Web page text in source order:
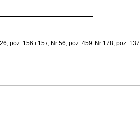
poz. 156 i 157, Nr 56, poz. 459, Nr 178, poz.